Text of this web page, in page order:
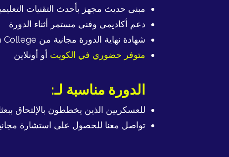
مبنى حديث مجهز بأحدث التقنيات
دعم أكاديمي وفني مستمر أثناء الدورة
شهادة نهاية الدورة مجانية من London College – بريطانيا
متوفر حضوري في الكويت أو أونلاين
الدورة مناسبة لـ:
للعسكريين الذين يخططون بالإلتحاق
تواصل معنا للحصول على استشارة